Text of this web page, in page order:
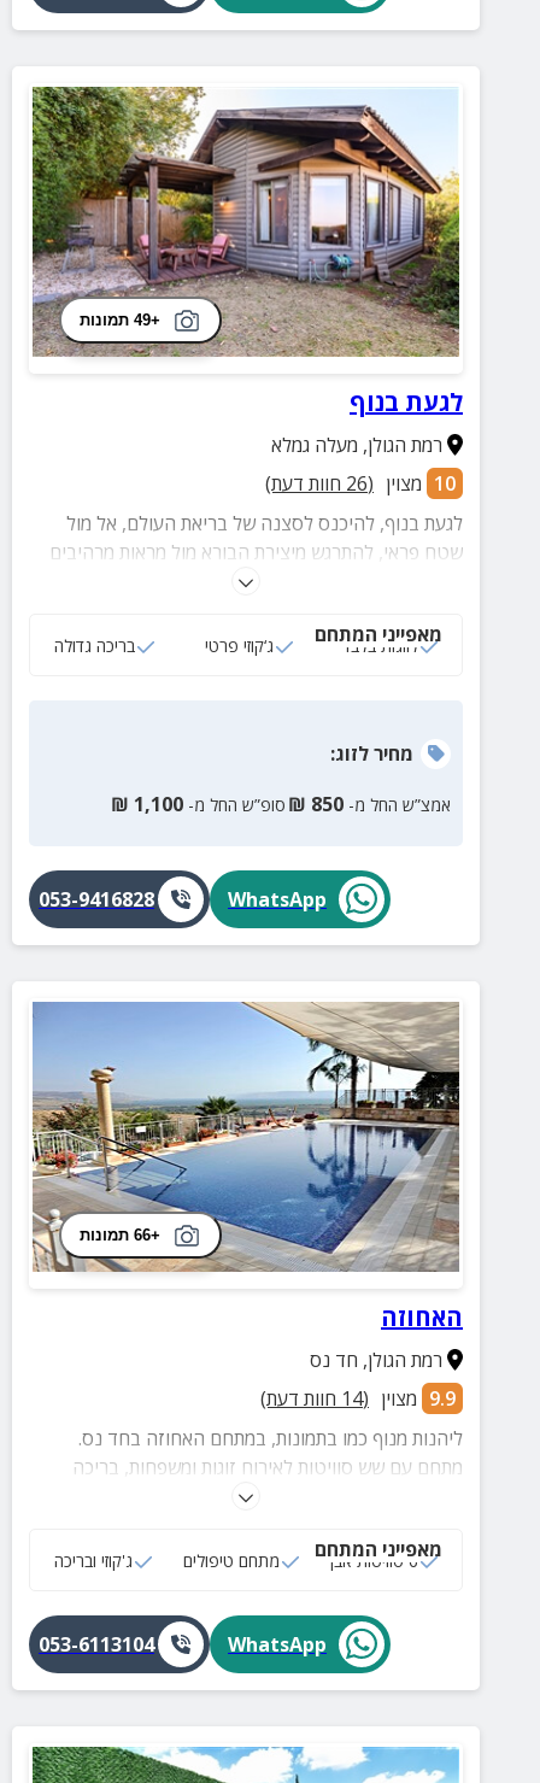
+49 תמונות
לגעת בנוף
רמת הגולן, מעלה גמלא
10 מצוין (
26 חוות דעת)
לגעת בנוף, להיכנס לסצנה של בריאת העולם, אל מול
שטח פראי, להתרגש מיצירת הבורא מול מראות מרהיבים
מאפייני המתחם
לזוגות בלבד ג‘קוזי פרטי בריכה גדולה
מחירלזוג:
אמצ”ש החל מ- 850
₪ סופ”ש החל מ- 1,100
₪
WhatsApp
053-9416828
+66 תמונות
האחוזה
רמת הגולן, חד נס
9.9 מצוין (
14 חוות דעת)
ליהנות מנוף כמו בתמונות, במתחם האחוזה בחד נס.
מתחם עם שש סוויטות לאירוח זוגות ומשפחות, בריכה
מאפייני המתחם
6 סוויטות אבן מתחם טיפולים ג'קוזי ובריכה
WhatsApp
053-6113104